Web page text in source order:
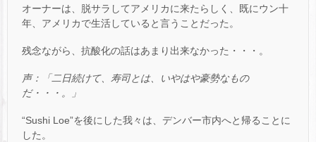
オーナーは、脱サラしてアメリカに来たらしく、既にウン十
年、アメリカで生活していると言うことだった。
残念ながら、抗酸化の話はあまり出来なかった・・・。
声：「二日続けて、寿司とは、いやはや豪勢なもの
だ・・・。」
“Sushi Loe”を後にした我々は、デンバー市内へと帰ることに
した。